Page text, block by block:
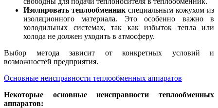
Изолировать теплообменник специальным кожухом из
изоляционного материала. Это особенно важно в
холодильных системах, так как избыток тепла или
холода не должен уходить в атмосферу.
Выбор метода зависит от конкретных условий и
возможностей предприятия.
Основные неисправности теплообменных аппаратов
Некоторые основные неисправности теплообменных
аппаратов: